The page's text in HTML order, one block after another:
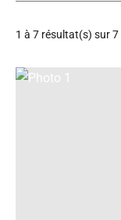
1 à 7 résultat(s) sur 7
Photo 1, © Droits gérés